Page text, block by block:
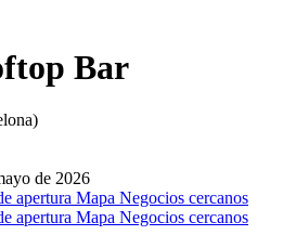
Bar
de 2026
apertura Mapa Negocios cercanos
apertura Mapa Negocios cercanos